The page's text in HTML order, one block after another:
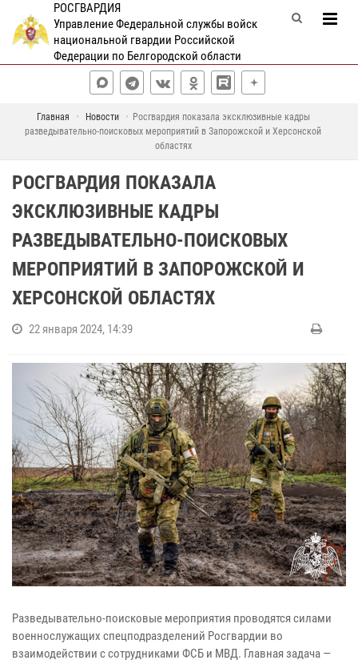
РОСГВАРДИЯ
Управление Федеральной службы войск
национальной гвардии Российской
Федерации по Белгородской области
Главная Новости
Росгвардия показала эксклюзивные кадры
разведывательно-поисковых мероприятий в Запорожской и Херсонской
областях
РОСГВАРДИЯ ПОКАЗАЛА
ЭКСКЛЮЗИВНЫЕ КАДРЫ
РАЗВЕДЫВАТЕЛЬНО-ПОИСКОВЫХ
МЕРОПРИЯТИЙ В ЗАПОРОЖСКОЙ И
ХЕРСОНСКОЙ ОБЛАСТЯХ
22 января 2024, 14:39
Разведывательно-поисковые мероприятия проводятся силами
военнослужащих спецподразделений Росгвардии во
взаимодействии с сотрудниками ФСБ и МВД. Главная задача —